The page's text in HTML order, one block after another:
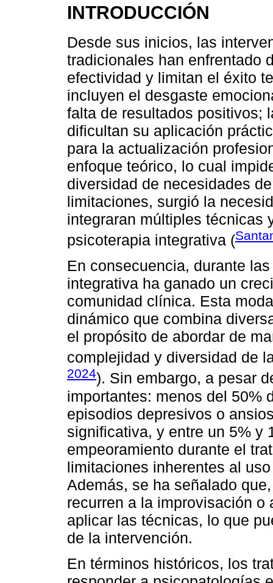
INTRODUCCIÓN
Desde sus inicios, las
tradicionales han enfrentado
efectividad y limitan el éxito
incluyen el desgaste
falta de resultados positivos;
dificultan su aplicación
para la actualización
enfoque teórico, lo cual
diversidad de necesidades
limitaciones, surgió la
integraran múltiples técnicas
psicoterapia integrativa (
En consecuencia, durante
integrativa ha ganado un
comunidad clínica. Esta
dinámico que combina
el propósito de abordar de
complejidad y diversidad de
2024). Sin embargo, a pesar
importantes: menos del 50%
episodios depresivos o
significativa, y entre un 5% y
empeoramiento durante el
limitaciones inherentes al
Además, se ha señalado
recurren a la improvisación
aplicar las técnicas, lo que
de la intervención.
En términos históricos, los